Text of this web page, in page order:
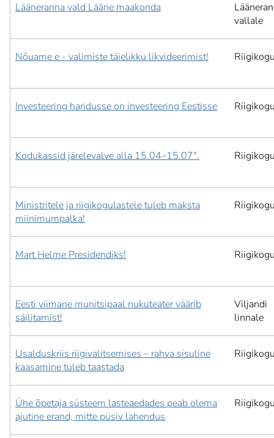
Lääneranna vald Lääne maakonda
vallale
Nõuame e - valimiste täielikku likvideerimist!
Investeering haridusse on investeering Eestisse
Kodukassid järelevalve alla 15.04–15.07".
Ministritele ja riigikogulastele tuleb maksta
miinimumpalka!
Mart Helme Presidendiks!
Eesti viimane munitsipaal nukuteater väärib
säilitamist!
Viljandi
linnale
Usalduskriis riigivalitsemises – rahva sisuline
kaasamine tuleb taastada
Ühe õpetaja süsteem lasteaedades peab olema
ajutine erand, mitte püsiv lahendus